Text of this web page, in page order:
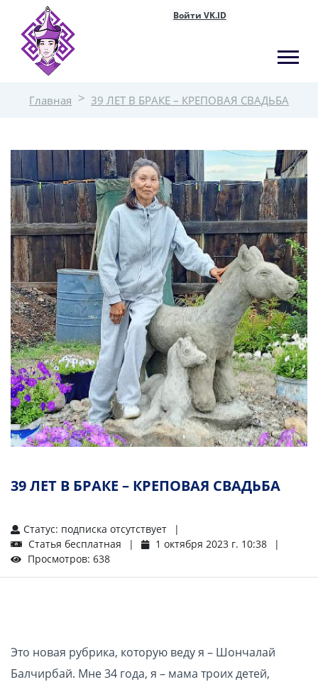
Войти VK.ID
Главная 39 ЛЕТ В БРАКЕ – КРЕПОВАЯ СВАДЬБА
39 ЛЕТ В БРАКЕ – КРЕПОВАЯ СВАДЬБА
Статус: подписка отсутствует
Статья бесплатная
1 октября 2023 г. 10:38
Просмотров: 638
Это новая рубрика, которую веду я – Шончалай
Балчирбай. Мне 34 года, я – мама троих детей,